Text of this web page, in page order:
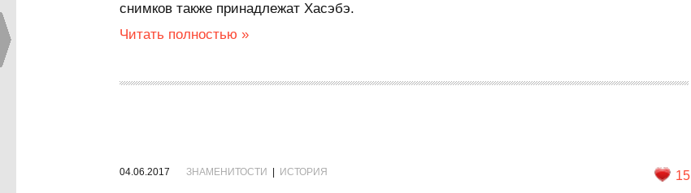
снимков также принадлежат Хасэбэ.
Читать полностью »
04.06.2017 ЗНАМЕНИТОСТИ ИСТОРИЯ 15